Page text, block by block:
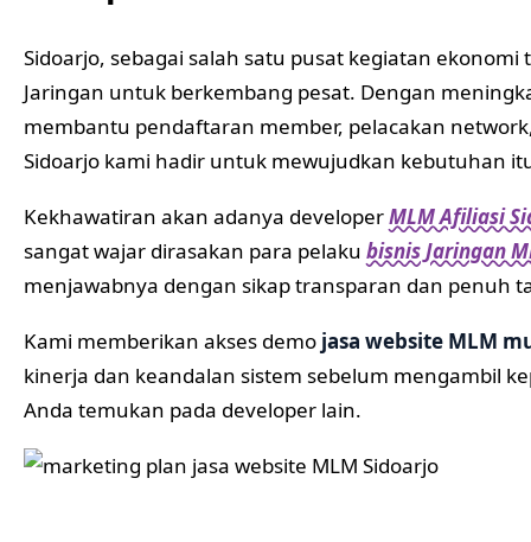
Sidoarjo, sebagai salah satu pusat kegiatan
Jaringan untuk berkembang pesat. Dengan
membantu pendaftaran member, pelacakan
Sidoarjo kami hadir untuk mewujudkan kebutuhan
Kekhawatiran akan adanya developerMLM Afiliasi
sangat wajar dirasakan para pelaku bisnis Jaringan
menjawabnya dengan sikap transparan dan penuh
Kami memberikan akses demo jasa website MLM
kinerja dan keandalan sistem sebelum mengambil
Anda temukan pada developer lain.